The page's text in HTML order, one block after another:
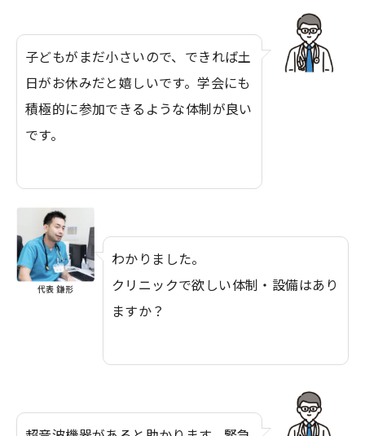
子どもがまだ小さいので、できれば土
日がお休みだと嬉しいです。学会にも
積極的に参加できるような体制が良い
です。
代表 鎌形
わかりました。
クリニックで欲しい体制・設備はあり
ますか？